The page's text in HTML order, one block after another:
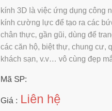
kính 3D là việc ứng dụng công
kính cường lực để tạo ra các
chân thực, gần gũi, dùng để
các căn hộ, biệt thự, chung cư,
khách sạn, v.v… vô cùng đẹp
Mã SP:
Giá : Liên hệ